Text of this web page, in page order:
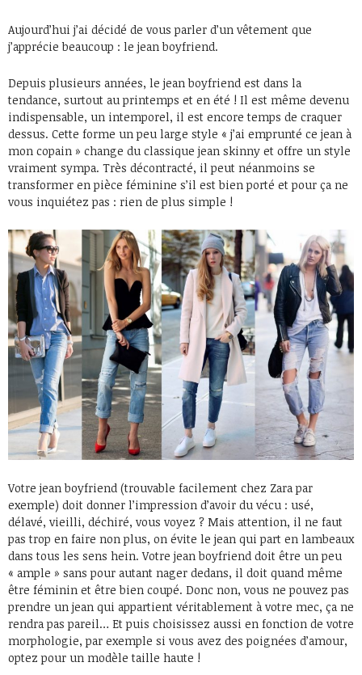
Aujourd’hui j’ai décidé de vous parler d’un vêtement que
j’apprécie beaucoup : le jean boyfriend.
Depuis plusieurs années, le jean boyfriend est dans la
tendance, surtout au printemps et en été ! Il est même devenu
indispensable, un intemporel, il est encore temps de craquer
dessus. Cette forme un peu large style « j’ai emprunté ce jean à
mon copain » change du classique jean skinny et offre un style
vraiment sympa. Très décontracté, il peut néanmoins se
transformer en pièce féminine s’il est bien porté et pour ça ne
vous inquiétez pas : rien de plus simple !
Votre jean boyfriend (trouvable facilement chez Zara par
exemple) doit donner l’impression d’avoir du vécu : usé,
délavé, vieilli, déchiré, vous voyez ? Mais attention, il ne faut
pas trop en faire non plus, on évite le jean qui part en lambeaux
dans tous les sens hein. Votre jean boyfriend doit être un peu
« ample » sans pour autant nager dedans, il doit quand même
être féminin et être bien coupé. Donc non, vous ne pouvez pas
prendre un jean qui appartient véritablement à votre mec, ça ne
rendra pas pareil… Et puis choisissez aussi en fonction de votre
morphologie, par exemple si vous avez des poignées d’amour,
optez pour un modèle taille haute !